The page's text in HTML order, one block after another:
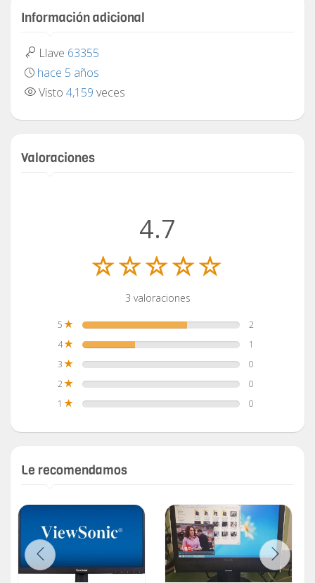
Información adicional
Llave 63355
hace 5 años
Visto 4,159 veces
Valoraciones
4.7
3 valoraciones
5
2
4
1
3
0
2
0
1
0
Le recomendamos